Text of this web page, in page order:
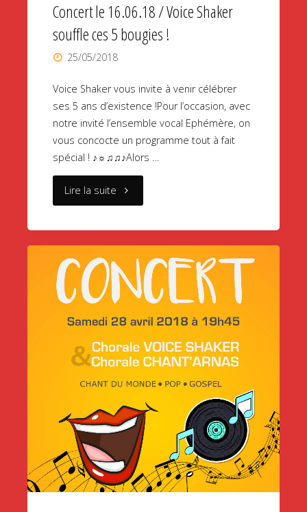
Concert le 16.06.18 / Voice Shaker
souffle ces 5 bougies !
25/05/2018
Voice Shaker vous invite à venir célébrer
ses 5 ans d’existence !Pour l’occasion, avec
notre invité l’ensemble vocal Ephémère, on
vous concocte un programme tout à fait
spécial ! ♪☼♫♫♪Alors …
Lire la suite "Concert
16.06.18
/
souffle
5
bougies
!"